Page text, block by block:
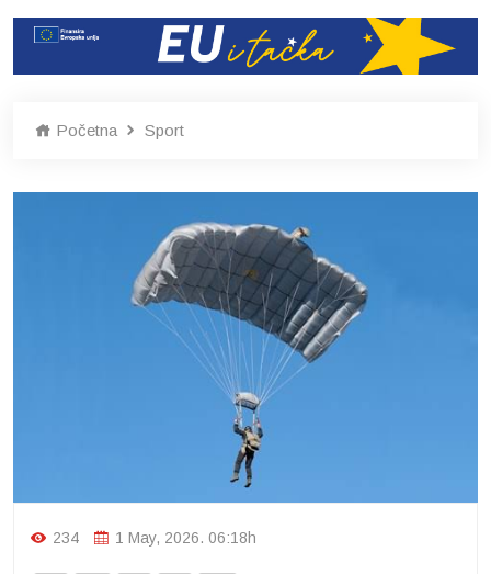
Početna Sport
234 1 May, 2026. 06:18h